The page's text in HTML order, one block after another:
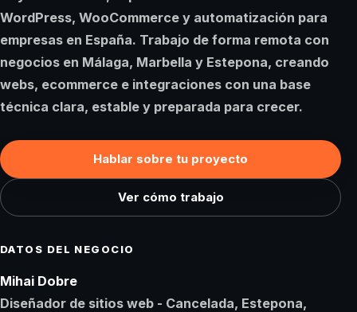
WordPress, WooCommerce y automatización para
empresas en España. Trabajo de forma remota con
negocios en Málaga, Marbella y Estepona, creando
webs, ecommerce e integraciones con una base
técnica clara, estable y preparada para crecer.
Hablar sobre tu proyecto
Ver cómo trabajo
DATOS DEL NEGOCIO
Mihai Dobre
Diseñador de sitios web - Cancelada, Estepona,